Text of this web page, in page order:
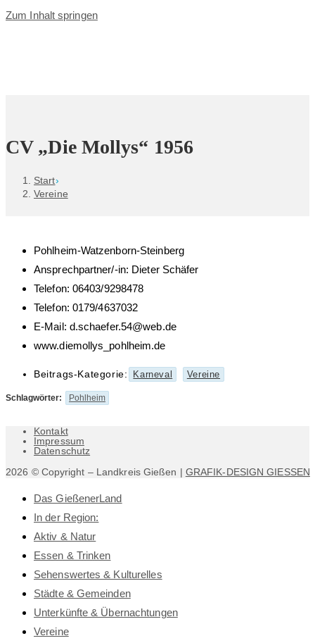
Zum Inhalt springen
CV „Die Mollys“ 1956
Start›
Vereine
Pohlheim-Watzenborn-Steinberg
Ansprechpartner/-in: Dieter Schäfer
Telefon: 06403/9298478
Telefon: 0179/4637032
E-Mail: d.schaefer.54@web.de
www.diemollys_pohlheim.de
Beitrags-Kategorie: Karneval Vereine
Schlagwörter: Pohlheim
Kontakt
Impressum
Datenschutz
2026 © Copyright – Landkreis Gießen | GRAFIK-DESIGN GIESSEN
Das GießenerLand
In der Region:
Aktiv & Natur
Essen & Trinken
Sehenswertes & Kulturelles
Städte & Gemeinden
Unterkünfte & Übernachtungen
Vereine